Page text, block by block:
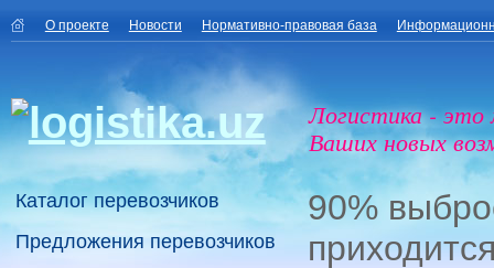
О проекте Новости Нормативно-правовая база
Логистика - это
Ваших новых
Каталог перевозчиков
Предложения перевозчиков
90%